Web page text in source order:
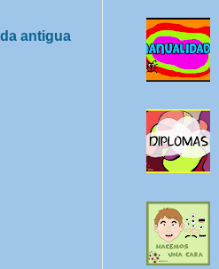
antigua